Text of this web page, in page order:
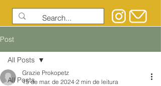
Post
All Posts
All Posts
Grazie Prokopetz
15 de mar. de 2024 2 min de leitura